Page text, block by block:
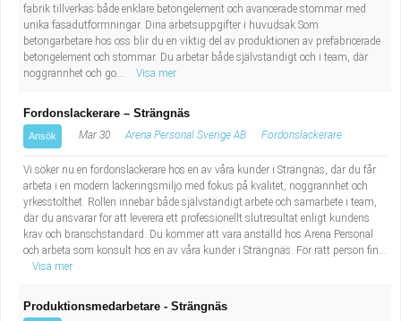
fabrik tillverkas både enklare betongelement och avancerade stommar med
unika fasadutformningar. Dina arbetsuppgifter i huvudsak Som
betongarbetare hos oss blir du en viktig del av produktionen av prefabricerade
betongelement och stommar. Du arbetar både självständigt och i team, där
noggrannhet och go...
Visa mer
Fordonslackerare – Strängnäs
Ansök Mar 30 Arena Personal Sverige AB Fordonslackerare
Vi söker nu en fordonslackerare hos en av våra kunder i Strängnäs, där du får
arbeta i en modern lackeringsmiljö med fokus på kvalitet, noggrannhet och
yrkesstolthet. Rollen innebär både självständigt arbete och samarbete i team,
där du ansvarar för att leverera ett professionellt slutresultat enligt kundens
krav och branschstandard. Du kommer att vara anställd hos Arena Personal
och arbeta som konsult hos en av våra kunder i Strängnäs. För rätt person fin...
Visa mer
Produktionsmedarbetare - Strängnäs